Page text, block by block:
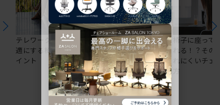
テレワークの仕事を快
適にする椅子選びのポ
イント
在宅ワークにおすすめ
のオフィスチェア5選
椅子に座っ
れる！？その
れにくいチェ
方